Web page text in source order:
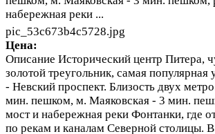
набережная реки ...
pic_53c673b4c5728.jpg
Цена:
Описание Исторический центр Питера,
золотой треугольник, самая популярная
- Невский проспект. Близость двух
мин. пешком, м. Маяковская - 3 мин.
мост и набережная реки Фонтанки, где
по рекам и каналам Северной столицы.